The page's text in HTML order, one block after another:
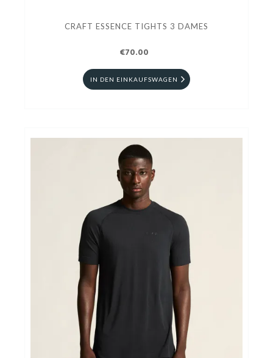
CRAFT ESSENCE TIGHTS 3 DAMES
€70.00
IN DEN EINKAUFSWAGEN